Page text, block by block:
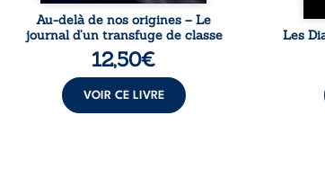
Au-delà de nos origines – Le
journal d’un transfuge de classe
12,50€
VOIR CE LIVRE
Les